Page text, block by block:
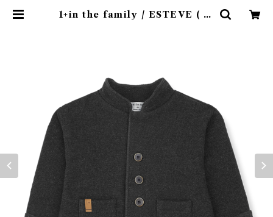
1+in the family / ESTEVE ( 12